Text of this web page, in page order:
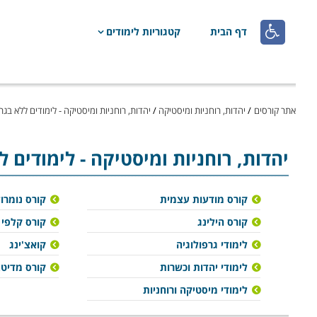
 דף הבית קטגוריות לימודים
אתר קורסים / יהדות, רוחניות ומיסטיקה / יהדות, רוחניות ומיסטיקה - לימודים ללא
יהדות, רוחניות ומיסטיקה- לימודים
קורס מודעות עצמית
קורס הילינג
לימודי גרפולוגיה
לימודי יהדות וכשרות
לימודי מיסטיקה ורוחניות
קורס
קורס
קואצ'ינג
קורס